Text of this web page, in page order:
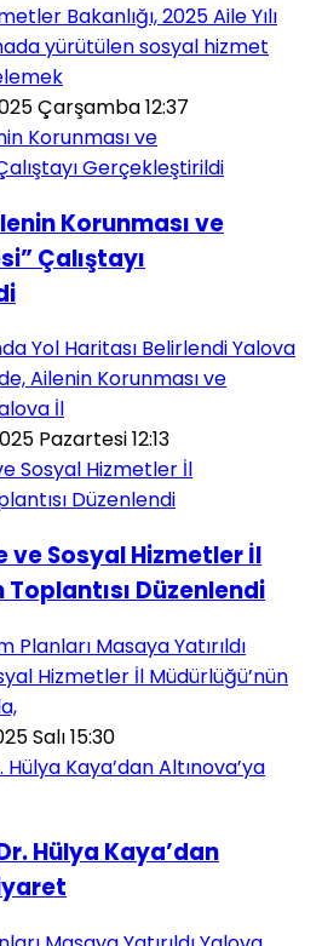
Bakanlığı, 2025 Aile Yılı
yürütülen sosyal hizmet
Çarşamba 12:37
Korunması ve
Çalıştayı
Yol Haritası Belirlendi Yalova
Ailenin Korunması ve
İl
Pazartesi 12:13
ve Sosyal Hizmetler İl
Düzenlendi
Masaya Yatırıldı
Hizmetler İl Müdürlüğü’nün
Salı 15:30
Hülya Kaya’dan